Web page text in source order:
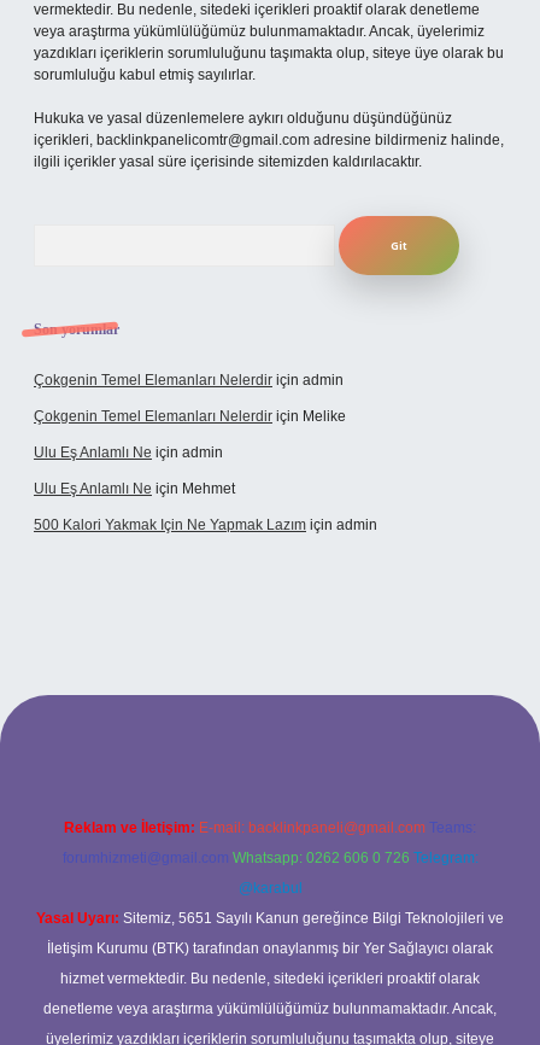
vermektedir. Bu nedenle, sitedeki içerikleri proaktif olarak denetleme
veya araştırma yükümlülüğümüz bulunmamaktadır. Ancak, üyelerimiz
yazdıkları içeriklerin sorumluluğunu taşımakta olup, siteye üye olarak bu
sorumluluğu kabul etmiş sayılırlar.
Hukuka ve yasal düzenlemelere aykırı olduğunu düşündüğünüz
içerikleri, backlinkpanelicomtr@gmail.com adresine bildirmeniz halinde,
ilgili içerikler yasal süre içerisinde sitemizden kaldırılacaktır.
Son yorumlar
Çokgenin Temel Elemanları Nelerdir için admin
Çokgenin Temel Elemanları Nelerdir için Melike
Ulu Eş Anlamlı Ne için admin
Ulu Eş Anlamlı Ne için Mehmet
500 Kalori Yakmak Için Ne Yapmak Lazım için admin
giriş adresi
Reklam ve İletişim: E-mail: backlinkpaneli@gmail.com Teams:
forumhizmeti@gmail.com Whatsapp: 0262 606 0 726 Telegram:
@karabul
Yasal Uyarı: Sitemiz, 5651 Sayılı Kanun gereğince Bilgi Teknolojileri ve
İletişim Kurumu (BTK) tarafından onaylanmış bir Yer Sağlayıcı olarak
hizmet vermektedir. Bu nedenle, sitedeki içerikleri proaktif olarak
denetleme veya araştırma yükümlülüğümüz bulunmamaktadır. Ancak,
üyelerimiz yazdıkları içeriklerin sorumluluğunu taşımakta olup, siteye